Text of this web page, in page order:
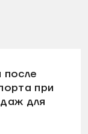
после
при
для